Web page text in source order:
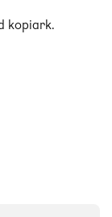
kopiark.